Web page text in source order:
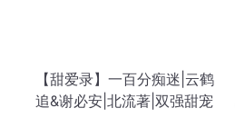
【甜爱录】一百分痴迷|云鹤
追&谢必安|北流著|双强甜宠